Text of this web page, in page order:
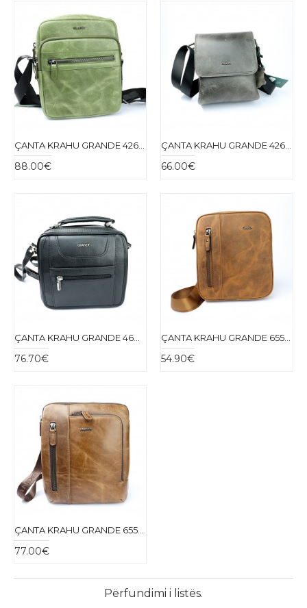
88.00€
ÇANTA KRAHU GRANDE 4269-70
66.00€
76.70€
ÇANTA KRAHU GRANDE 6550-25
54.90€
77.00€
Përfundimi i listës.